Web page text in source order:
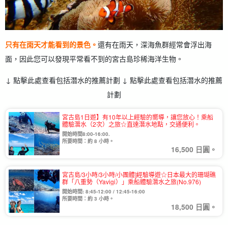
只有在雨天才能看到的景色。 還有在雨天，深海魚群經常會浮出海
面，因此您可以發現平常看不到的宮古島珍稀海洋生物。
↓ 點擊此處查看包括潛水的推薦計劃 ↓ 點擊此處查看包括潛水的推薦
計劃
宮古島1日遊】有10年以上經驗的嚮導，讓您放心！乘船
體驗潛水（2次）之旅☆直達潛水地點，交通便利。
開始時間8:00-16:00.
所要時間：約 8 小時。
16,500 日圓。
宮古島/3小時/3小時/小團體]經驗導遊☆日本最大的珊瑚礁
群「八重勢（Yavigi）」乘船體驗潛水之旅(No.976)
開始時間: 8:45-12:00 / 12:45-16:00
所要時間：約 3 小時。
18,500 日圓。